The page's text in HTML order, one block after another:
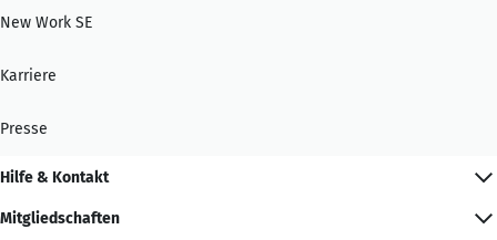
New Work SE
Karriere
Presse
Hilfe & Kontakt
Mitgliedschaften